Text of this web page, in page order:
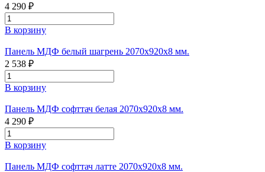
4 290 ₽
В корзину
Панель МДФ белый шагрень 2070х920х8 мм.
2 538 ₽
В корзину
Панель МДФ софттач белая 2070х920х8 мм.
4 290 ₽
В корзину
Панель МДФ софттач латте 2070х920х8 мм.